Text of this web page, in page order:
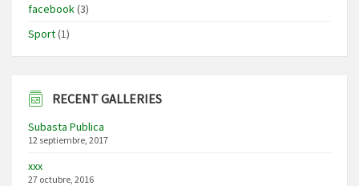
facebook(3)
Sport(1)
RECENT GALLERIES
Subasta Publica
12 septiembre, 2017
xxx
27 octubre, 2016